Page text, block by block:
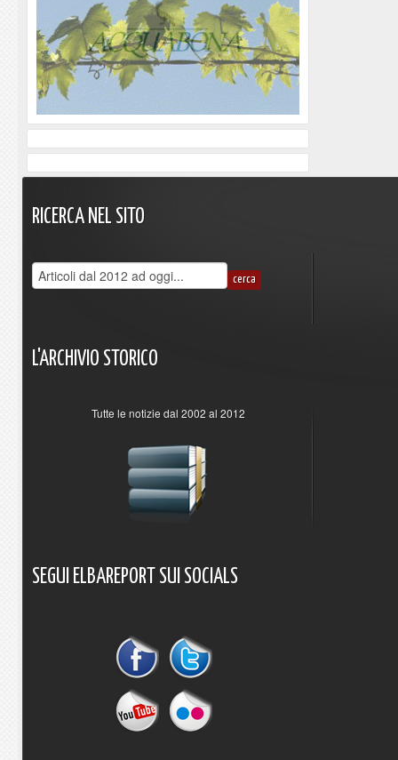
RICERCA NEL SITO
L'ARCHIVIO STORICO
Tutte le notizie dal 2002 al 2012
SEGUI ELBAREPORT SUI SOCIALS